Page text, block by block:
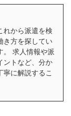
れから派遣を検
き方を探してい
。 求人情報や派
ントなど、分か
寧に解説するこ